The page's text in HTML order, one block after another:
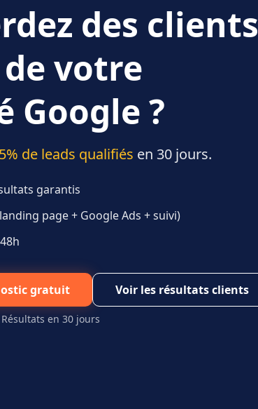
des clients
votre
Google ?
de leads qualifiés en 30 jours.
garantis
page + Google Ads + suivi)
gratuit Voir les résultats clients
en 30 jours